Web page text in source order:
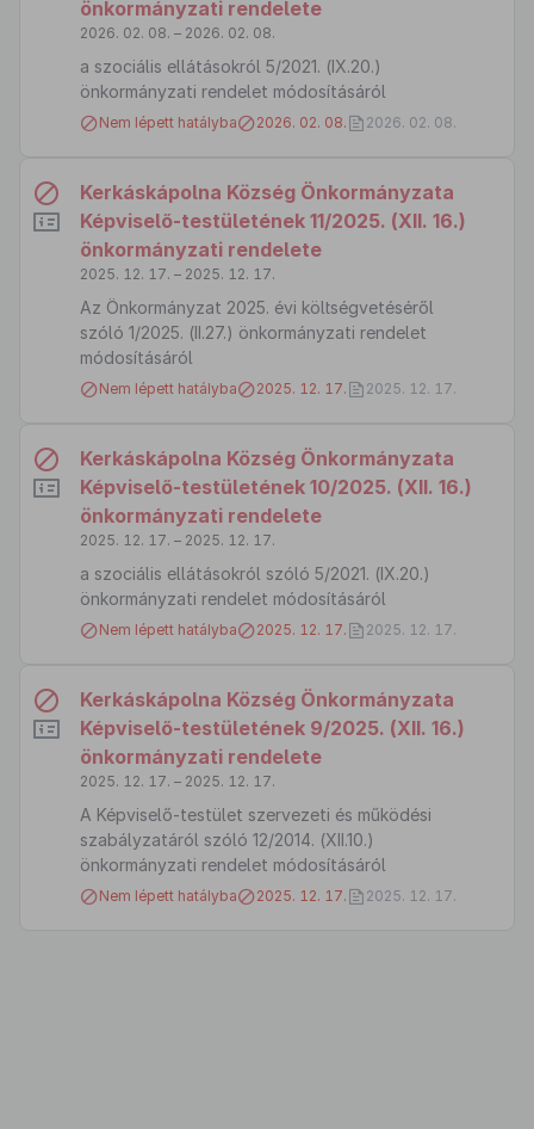
önkormányzati rendelete
2026. 02. 08. – 2026. 02. 08.
a szociális ellátásokról 5/2021. (IX.20.)
önkormányzati rendelet módosításáról
Nem lépett hatályba 2026. 02. 08. 2026. 02. 08.
Kerkáskápolna Község Önkormányzata
Képviselő-testületének 11/2025. (XII. 16.)
önkormányzati rendelete
2025. 12. 17. – 2025. 12. 17.
Az Önkormányzat 2025. évi költségvetéséről
szóló 1/2025. (II.27.) önkormányzati rendelet
módosításáról
Nem lépett hatályba 2025. 12. 17. 2025. 12. 17.
Kerkáskápolna Község Önkormányzata
Képviselő-testületének 10/2025. (XII. 16.)
önkormányzati rendelete
2025. 12. 17. – 2025. 12. 17.
a szociális ellátásokról szóló 5/2021. (IX.20.)
önkormányzati rendelet módosításáról
Nem lépett hatályba 2025. 12. 17. 2025. 12. 17.
Kerkáskápolna Község Önkormányzata
Képviselő-testületének 9/2025. (XII. 16.)
önkormányzati rendelete
2025. 12. 17. – 2025. 12. 17.
A Képviselő-testület szervezeti és működési
szabályzatáról szóló 12/2014. (XII.10.)
önkormányzati rendelet módosításáról
Nem lépett hatályba 2025. 12. 17. 2025. 12. 17.